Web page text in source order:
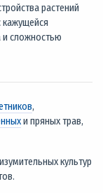
растений
кажущейся
и сложностью
,
и пряных трав,
культур